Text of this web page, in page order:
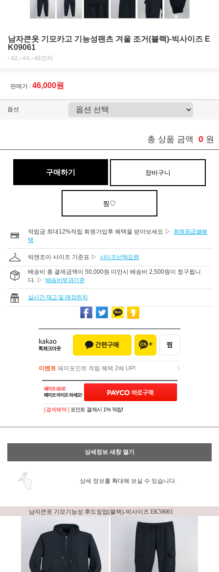
남자큰옷 기모카고 기능성팬츠 겨울 조거(블랙)-빅사이즈 E
K09061
~42,~44,~46인치
판매가 : 46,000원
옵션
총 상품 금액 0 원
구매하기 장바구니
찜♡
적립금 최대12%적립 회원가입후 혜택을 받아보세요 ▷
회원등급별혜
택
빅앤조이 사이즈 기준표 ▷ 사이즈선택요령
배송비 총 결제금액이 50,000원 미만시 배송비 2,500원이 청구됩니
다. ▷ 배송비부과기준
실시간 재고 및 매장위치
이벤트 페이포인트 적립 혜택 2배 UP!
이벤트페이포인트 적립 혜택 2배 UP!
[ 결제혜택 ] 포인트 결제시 1% 적립!
상세정보 새창 열기
상세 정보를 확대해 보실 수 있습니다.
남자큰옷 기모기능성 후드짚업(블랙)-빅사이즈 EK59061